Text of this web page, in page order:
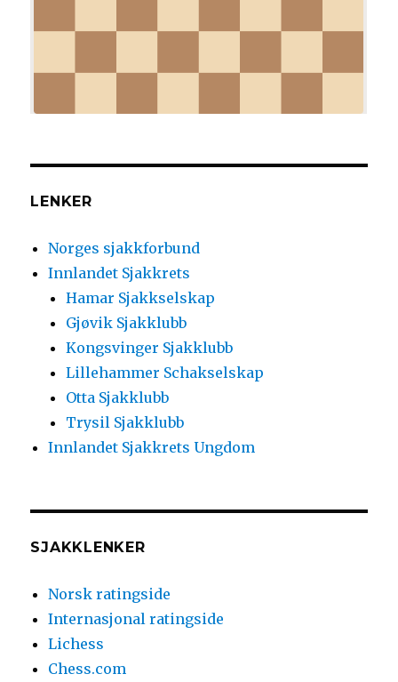
LENKER
Norges sjakkforbund
Innlandet Sjakkrets
Hamar Sjakkselskap
Gjøvik Sjakklubb
Kongsvinger Sjakklubb
Lillehammer Schakselskap
Otta Sjakklubb
Trysil Sjakklubb
Innlandet Sjakkrets Ungdom
SJAKKLENKER
Norsk ratingside
Internasjonal ratingside
Lichess
Chess.com